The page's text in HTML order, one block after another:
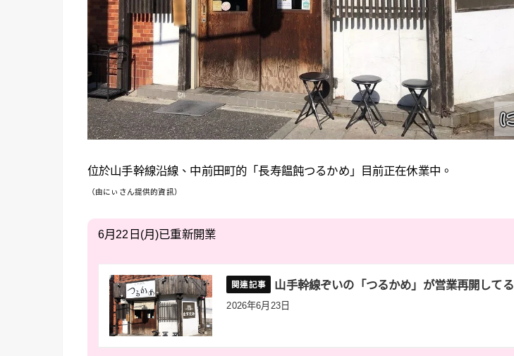
位於山手幹線沿線、中前田町的「長寿饂飩つるかめ」目前正在休業中。
（由にぃさん提供的資訊）
6月22日(月)已重新開業
山手幹線ぞいの「つるかめ」が営業再開してる
2026年6月23日